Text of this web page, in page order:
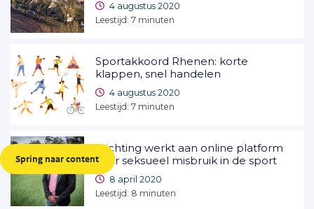
Spring naar content
4 augustus 2020
Leestijd: 7minuten
Sportakkoord Rhenen: korte
klappen, snel handelen
4 augustus 2020
Leestijd: 7minuten
Stichting werkt aan online platform
over seksueel misbruik in de sport
8 april 2020
Leestijd: 8 minuten